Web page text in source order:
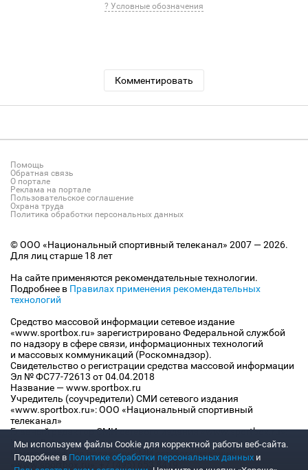
? Условные обозначения
Комментировать
Помощь
Обратная связь
О портале
Реклама на портале
Пользовательское соглашение
Охрана труда
Политика обработки персональных данных
© ООО «Национальный спортивный телеканал» 2007 — 2026.
Для лиц старше 18 лет
На сайте применяются рекомендательные технологии.
Подробнее в Правилах применения рекомендательных
технологий
Средство массовой информации сетевое издание
«www.sportbox.ru» зарегистрировано Федеральной службой
по надзору в сфере связи, информационных технологий
и массовых коммуникаций (Роскомнадзор).
Свидетельство о регистрации средства массовой информации
Эл № ФС77-72613 от 04.04.2018
Название — www.sportbox.ru
Учредитель (соучредители) СМИ сетевого издания
«www.sportbox.ru»: ООО «Национальный спортивный
телеканал»
Главный редактор СМИ сетевого издания «www.sportbox.ru»:
Конов В.А.
Номер телефона редакции СМИ сетевого издания
«www.sportbox.ru»: +7 (495) 653 8419
Мы используем файлы Сookie для корректной работы веб-сайта.
Подробнее в Политике обработки персональных данных и